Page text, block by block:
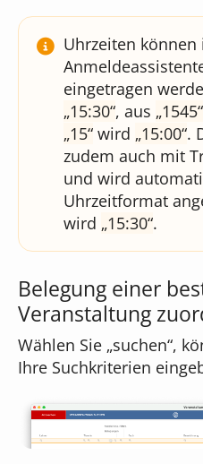
Uhrzeiten können
eingetragen
15:30 , aus 1545
15 wird 15:00 .
zudem auch mit
und wird
Uhrzeitformat
wird 15:30 .
Belegung einer
Veranstaltung
Wählen Sie „suchen“,
Ihre Suchkriterien